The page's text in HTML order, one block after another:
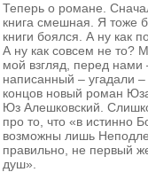
Теперь о романе.
книга смешная. Я тоже
книги боялся. А ну как
А ну как совсем не то?
мой взгляд, перед
написанный – угадали
концов новый роман
Юз Алешковский.
про то, что «в истинно
возможны лишь
правильно, не первый
душ».